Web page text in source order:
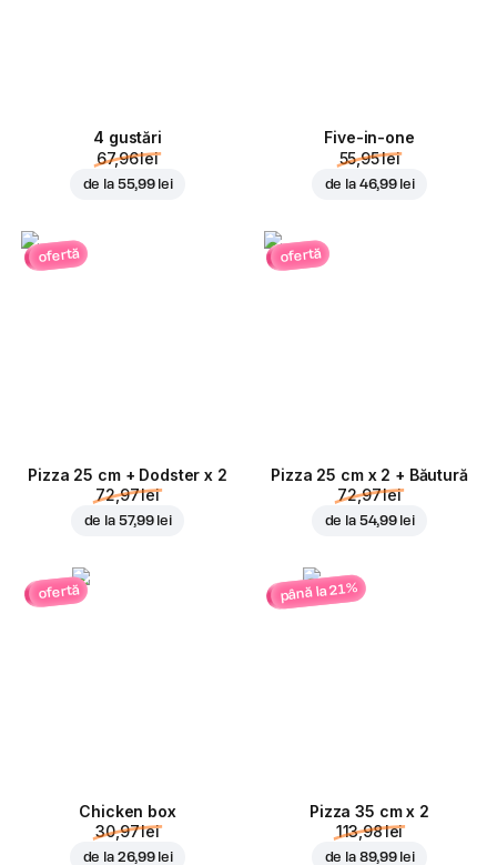
4 gustări
67,96 lei
de la 55,99 lei
Five-in-one
55,95 lei
de la 46,99 lei
ofertă
Pizza 25 cm + Dodster x 2
72,97 lei
de la 57,99 lei
ofertă
Pizza 25 cm x 2 + Băutură
72,97 lei
de la 54,99 lei
ofertă
Chicken box
30,97 lei
de la 26,99 lei
până la 21%
Pizza 35 cm x 2
113,98 lei
de la 89,99 lei